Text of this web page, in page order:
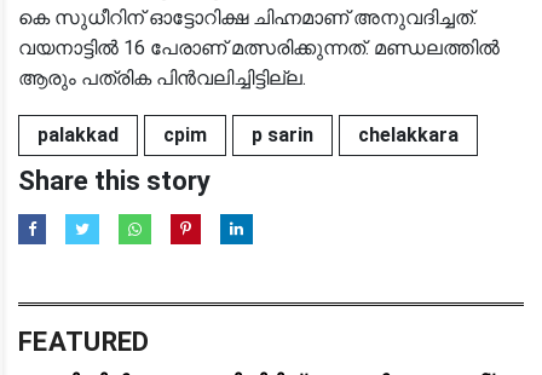
കെ സുധീറിന് ഓട്ടോറിക്ഷ ചിഹ്നമാണ് അനുവദിച്ചത്.
വയനാട്ടില്‍ 16 പേരാണ് മത്സരിക്കുന്നത്. മണ്ഡലത്തില്‍
ആരും പത്രിക പിന്‍വലിച്ചിട്ടില്ല.
palakkad cpim p sarin chelakkara
Share this story
FEATURED